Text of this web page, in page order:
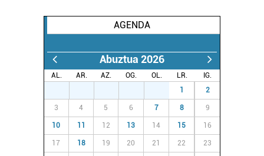
AGENDA
Abuztua 2026
AL. AR. AZ. OG. OL. LR.
IG.
1 2
3 4 5 6 7 8 9
10 11 12 13 14 15 16
17 18 19 20 21 22 23